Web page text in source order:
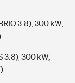
3.8), 300 kW,
3.8), 300 kW,